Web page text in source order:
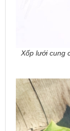
Xốp lưới cung